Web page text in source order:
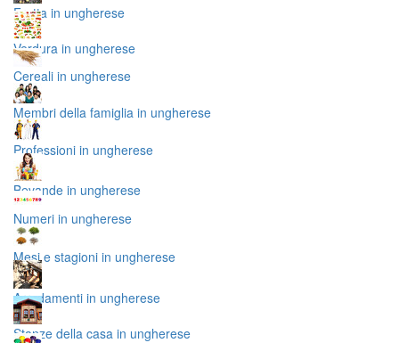
Frutta in ungherese
Verdura in ungherese
Cereali in ungherese
Membri della famiglia in ungherese
Professioni in ungherese
Bevande in ungherese
Numeri in ungherese
Mesi e stagioni in ungherese
Arredamenti in ungherese
Stanze della casa in ungherese